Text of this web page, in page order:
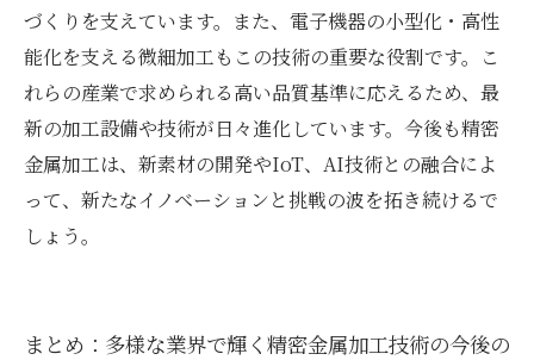
づくりを支えています。また、電子機器の小型化・高性
能化を支える微細加工もこの技術の重要な役割です。こ
れらの産業で求められる高い品質基準に応えるため、最
新の加工設備や技術が日々進化しています。今後も精密
金属加工は、新素材の開発やIoT、AI技術との融合によ
って、新たなイノベーションと挑戦の波を拓き続けるで
しょう。
まとめ：多様な業界で輝く精密金属加工技術の今後の